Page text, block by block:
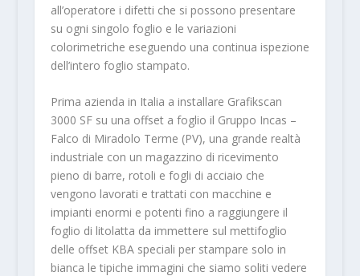
all’operatore i difetti che si possono presentare
su ogni singolo foglio e le variazioni
colorimetriche eseguendo una continua ispezione
dell’intero foglio stampato.
Prima azienda in Italia a installare Grafikscan
3000 SF su una offset a foglio il Gruppo Incas –
Falco di Miradolo Terme (PV), una grande realtà
industriale con un magazzino di ricevimento
pieno di barre, rotoli e fogli di acciaio che
vengono lavorati e trattati con macchine e
impianti enormi e potenti fino a raggiungere il
foglio di litolatta da immettere sul mettifoglio
delle offset KBA speciali per stampare solo in
bianca le tipiche immagini che siamo soliti vedere